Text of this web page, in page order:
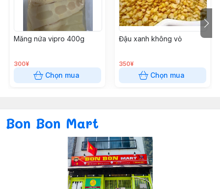
Măng nứa vipro 400g
300¥
Chọn mua
Đậu xanh không vỏ
350¥
Chọn mua
Bon Bon Mart